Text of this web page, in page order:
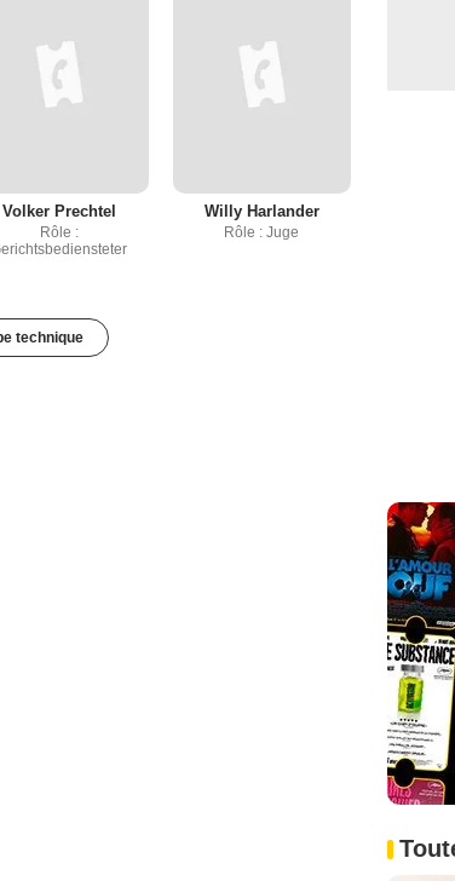
Volker Prechtel
Rôle :
Willy Harlander
Rôle : Juge
technique